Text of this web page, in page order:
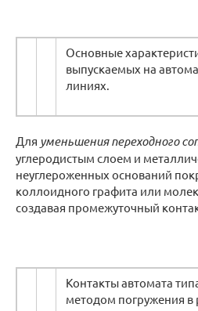
Основные
выпускаемых на
линиях.
Для уменьшения переходного
углеродистым слоем и
неуглероженных оснований
коллоидного графита или
создавая промежуточный
Контакты автомата
методом погружения в